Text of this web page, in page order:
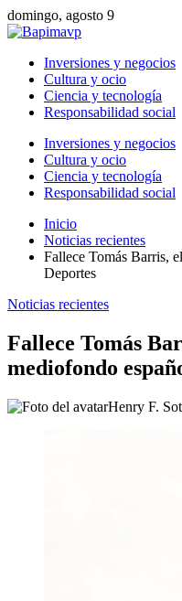
domingo, agosto 9
Inversiones y negocios
Cultura y ocio
Ciencia y tecnología
Responsabilidad social
Inversiones y negocios
Cultura y ocio
Ciencia y tecnología
Responsabilidad social
Inicio
Noticias recientes
Fallece Tomás Barris,
Deportes
Noticias recientes
Fallece Tomás
mediofondo
Henry F.